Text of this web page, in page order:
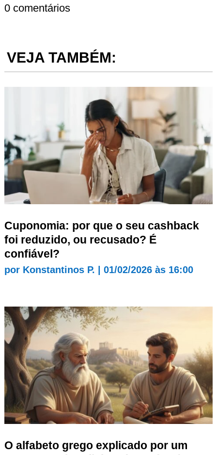
0 comentários
VEJA TAMBÉM:
Cuponomia: por que o seu cashback
foi reduzido, ou recusado? É
confiável?
por Konstantinos P. 01/02/2026 às 16:00
O alfabeto grego explicado por um